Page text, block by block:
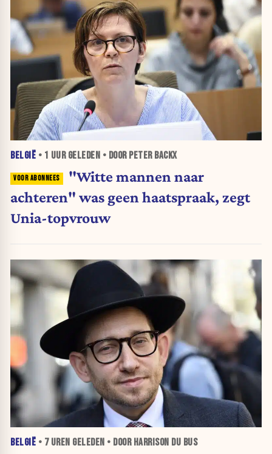
BELGIË • 1 UURGELEDEN • DOOR PETER BACKX
"Witte mannen naar
achteren" was geen haatspraak, zegt
Unia-topvrouw
BELGIË • 7 UREN GELEDEN • DOOR HARRISON DU BUS